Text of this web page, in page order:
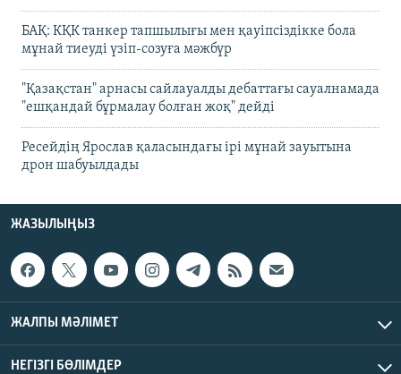
БАҚ: КҚК танкер тапшылығы мен қауіпсіздікке бола
мұнай тиеуді үзіп-созуға мәжбүр
"Қазақстан" арнасы сайлауалды дебаттағы сауалнамада
"ешқандай бұрмалау болған жоқ" дейді
Ресейдің Ярослав қаласындағы ірі мұнай зауытына
дрон шабуылдады
ЖАЗЫЛЫҢЫЗ
ЖАЛПЫ МӘЛІМЕТ
НЕГІЗГІ БӨЛІМДЕР